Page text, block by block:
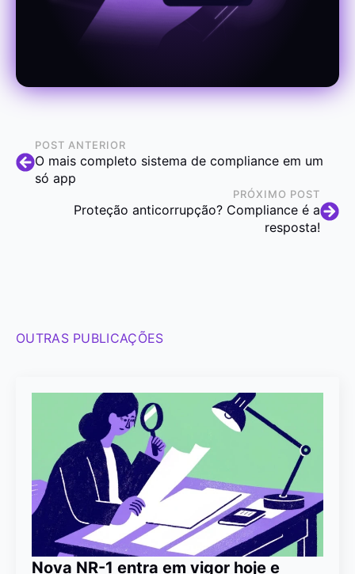
POST ANTERIOR
O mais completo sistema de compliance em um
só app
PRÓXIMO POST
Proteção anticorrupção? Compliance é a
resposta!
OUTRAS PUBLICAÇÕES
Nova NR-1 entra em vigor hoje e